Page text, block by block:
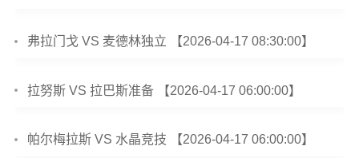
弗拉门戈 VS 麦德林独立 【2026-04-17 08:30:00】
拉努斯 VS 拉巴斯准备 【2026-04-17 06:00:00】
帕尔梅拉斯 VS 水晶竞技 【2026-04-17 06:00:00】